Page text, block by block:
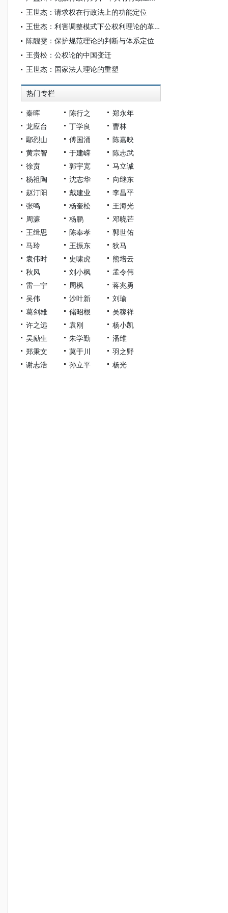
王世杰：请求权在行政法上的功能定位
王世杰：利害调整模式下公权利理论的革新
陈靓雯：保护规范理论的判断与体系定位
王贵松：公权论的中国变迁
王世杰：国家法人理论的重塑
热门专栏
秦晖 陈行之
郑永年
龙应台
丁学良
曹林
鄢烈山
傅国涌
陈嘉映
黄宗智
于建嵘
陈志武
徐贲
郭宇宽
马立诚
杨祖陶
沈志华
向继东
赵汀阳
戴建业
李昌平
张鸣
杨奎松
王海光
周濂
杨鹏
邓晓芒
王缉思
陈奉孝
郭世佑
马玲
王振东
狄马
袁伟时
史啸虎
熊培云
秋风
刘小枫
孟令伟
雷一宁
周枫
蒋兆勇
吴伟
沙叶新
刘瑜
葛剑雄
储昭根
吴稼祥
许之远
袁刚
杨小凯
吴励生
朱学勤
潘维
郑秉文
莫于川
羽之野
谢志浩
孙立平 杨光